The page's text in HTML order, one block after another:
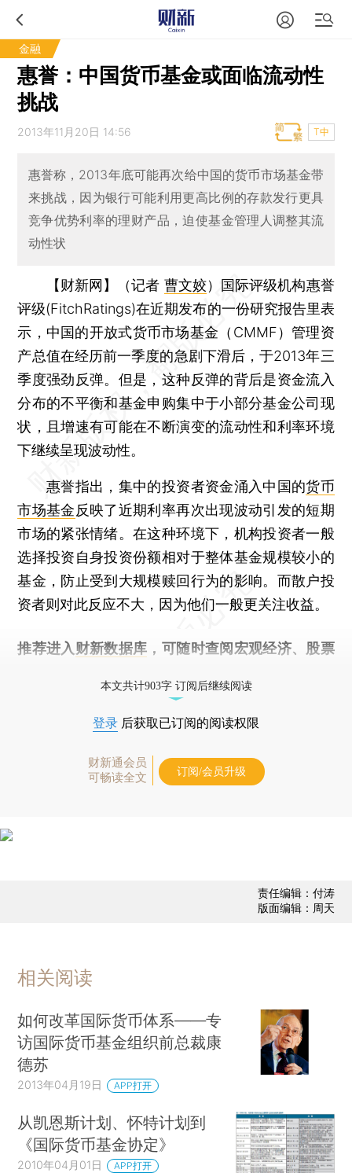
金融
惠誉：中国货币基金或面临流动性
挑战
2013年11月20日 14:56 T中
惠誉称，2013年底可能再次给中国的货币市场基金带
来挑战，因为银行可能利用更高比例的存款发行更具
竞争优势利率的理财产品，迫使基金管理人调整其流
动性状
【财新网】（记者 曹文姣） 国际评级机构惠誉
评级(FitchRatings)在近期发布的一份研究报告里表
示，中国的开放式货币市场基金（CMMF）管理资
产总值在经历前一季度的急剧下滑后，于2013年三
季度强劲反弹。但是，这种反弹的背后是资金流入
分布的不平衡和基金申购集中于小部分基金公司现
状，且增速有可能在不断演变的流动性和利率环境
下继续呈现波动性。
惠誉指出，集中的投资者资金涌入中国的货币
市场基金反映了近期利率再次出现波动引发的短期
市场的紧张情绪。在这种环境下，机构投资者一般
选择投资自身投资份额相对于整体基金规模较小的
基金，防止受到大规模赎回行为的影响。而散户投
资者则对此反应不大，因为他们一般更关注收益。
推荐进入 财新数据库 ，可随时查阅宏观经济、股票
本文共计903字 订阅后继续阅读
登录 后获取已订阅的阅读权限
财新通会员
可畅读全文
订阅/会员升级
责任编辑：付涛
版面编辑：周天
相关阅读
如何改革国际货币体系——专
访国际货币基金组织前总裁康
德苏
2013年04月19日 APP打开
从凯恩斯计划、怀特计划到
《国际货币基金协定》
2010年04月01日 APP打开